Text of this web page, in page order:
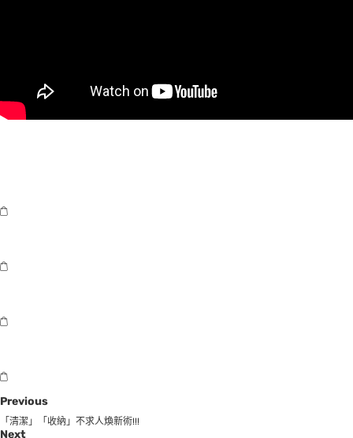
Previous
「清潔」「收納」不求人煥新術!!!
Next